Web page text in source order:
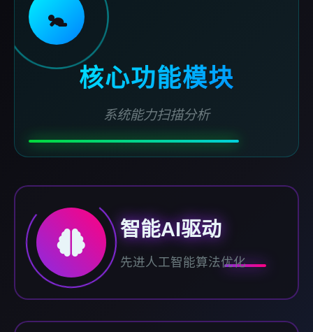
🚼
核心功能模块
系统能力扫描分析
智能AI驱动
先进人工智能算法优化